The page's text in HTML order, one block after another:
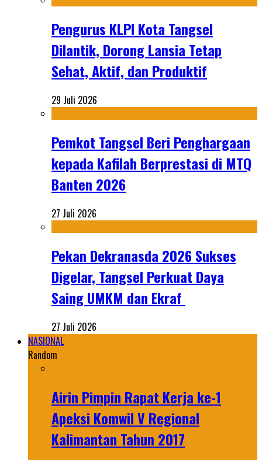
Pengurus KLPI Kota Tangsel
Dilantik, Dorong Lansia Tetap
Sehat, Aktif, dan Produktif
29 Juli 2026
Pemkot Tangsel Beri Penghargaan
kepada Kafilah Berprestasi di MTQ
Banten 2026
27 Juli 2026
Pekan Dekranasda 2026 Sukses
Digelar, Tangsel Perkuat Daya
Saing UMKM dan Ekraf
27 Juli 2026
NASIONAL
Random
Airin Pimpin Rapat Kerja ke-1
Apeksi Komwil V Regional
Kalimantan Tahun 2017